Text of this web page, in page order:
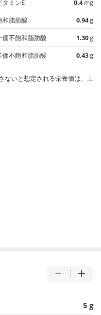
タミンE
0.4mg
和脂肪酸
0.94g
価不飽和脂肪酸
1.30g
価不飽和脂肪酸
0.43g
ないと想定される栄養価は、上
5 g